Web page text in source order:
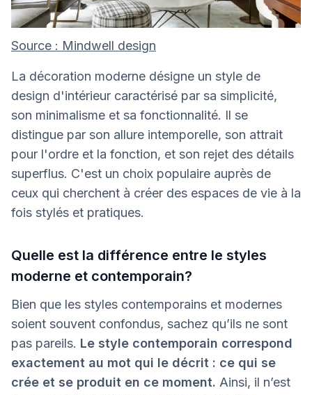
Source : Mindwell design
La décoration moderne désigne un style de
design d'intérieur caractérisé par sa simplicité,
son minimalisme et sa fonctionnalité. Il se
distingue par son allure intemporelle, son attrait
pour l'ordre et la fonction, et son rejet des détails
superflus. C'est un choix populaire auprès de
ceux qui cherchent à créer des espaces de vie à la
fois stylés et pratiques.
Quelle est la différence entre le styles
moderne et contemporain?
Bien que les styles contemporains et modernes
soient souvent confondus, sachez qu’ils ne sont
pas pareils. Le style contemporain correspond
exactement au mot qui le décrit : ce qui se
crée et se produit en ce moment. Ainsi, il n’est